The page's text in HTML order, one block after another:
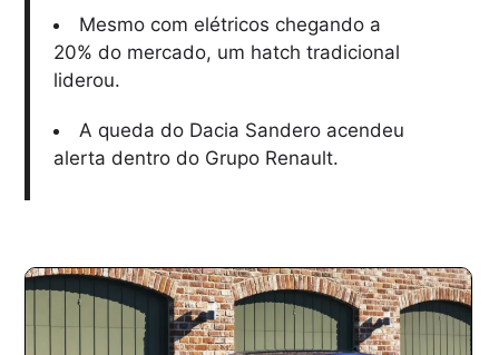
Mesmo com elétricos chegando a
20% do mercado, um hatch tradicional
liderou.
A queda do Dacia Sandero acendeu
alerta dentro do Grupo Renault.